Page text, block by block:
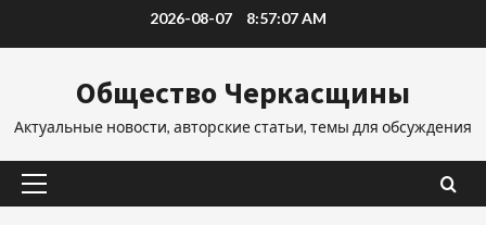
2026-08-07 8:57:08 AM
Общество Черкасщины
Актуальные новости, авторские статьи, темы для обсуждения
Основное